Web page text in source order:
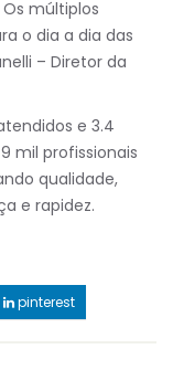
múltiplos
o dia a dia das
– Diretor da
e 3.4
mil profissionais
qualidade,
e rapidez.
pinterest